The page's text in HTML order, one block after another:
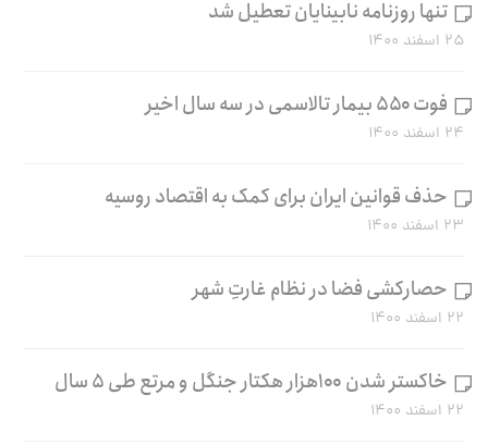
تنها روزنامه نابینایان تعطیل شد
۲۵ اسفند ۱۴۰۰
فوت ۵۵۰ بیمار تالاسمی در سه سال اخیر
۲۴ اسفند ۱۴۰۰
حذف قوانین ایران برای کمک به اقتصاد روسیه
۲۳ اسفند ۱۴۰۰
حصارکشی فضا در نظام غارتِ شهر
۲۲ اسفند ۱۴۰۰
خاکستر شدن ۱۰۰هزار هکتار جنگل و مرتع طی ۵ سال
۲۲ اسفند ۱۴۰۰